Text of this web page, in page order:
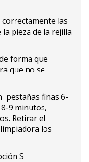
las
pieza de la rejilla
forma que
que no se
pestañas finas 6-
9 minutos,
Retirar el
los
S